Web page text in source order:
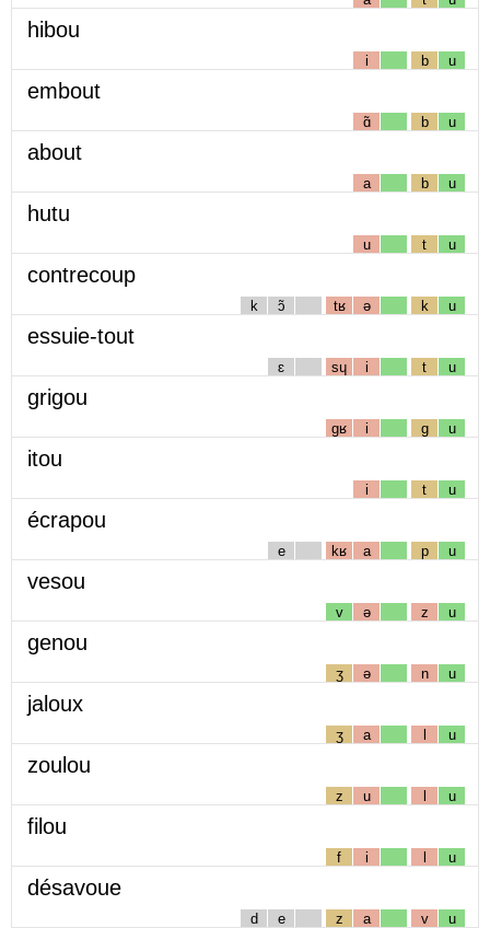
hibou
i b u
embout
ɑ̃ b u
about
a b u
hutu
u t u
contrecoup
k ɔ̃ tʁ ə k u
essuie-tout
ɛ sɥ i t u
grigou
gʁ i g u
itou
i t u
écrapou
e kʁ a p u
vesou
v ə z u
genou
ʒ ə n u
jaloux
ʒ a l u
zoulou
z u l u
filou
f i l u
désavoue
d e z a v u